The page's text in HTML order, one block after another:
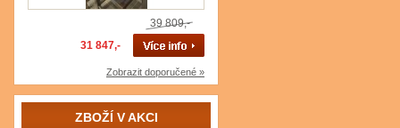
39 809,-
31 847,-
Zobrazit doporučené »
ZBOŽÍ V AKCI